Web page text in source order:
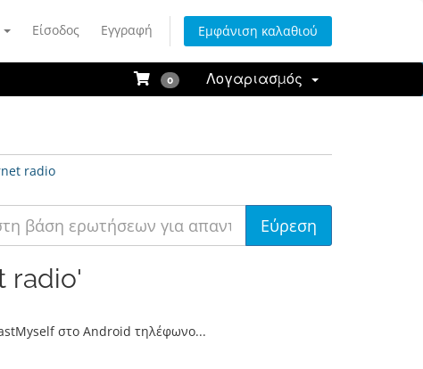
Είσοδος Εγγραφή Εμφάνιση καλαθιού
0 Λογαριασμός
radio
radio'
στο Android τηλέφωνο...